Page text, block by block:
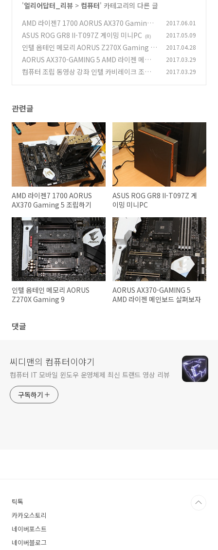
'얼리어답터_리뷰 > 컴퓨터' 카테고리의 다른 글
AMD 라이젠7 1700 AORUS AX370 Gaming 5
조립하기 (1)
2017.06.01
ASUS ROG GR8 II-T097Z 게이밍 미니PC (8) 2017.05.09
인텔 옵테인 메모리 AORUS Z270X Gaming 9
(7)
2017.04.28
AORUS AX370-GAMING 5 AMD 라이젠 메인보
드 살펴보자
(13)
2017.03.29
컴퓨터 조립 동영상 강좌 인텔 카비레이크 조립
2017.03.29
관련글
AMD 라이젠7 1700 AORUS
AX370 Gaming 5 조립하기
ASUS ROG GR8 II-T097Z 게
이밍 미니PC
인텔 옵테인 메모리 AORUS
Z270X Gaming 9
AORUS AX370-GAMING 5
AMD 라이젠 메인보드 살펴보자
댓글
씨디맨의 컴퓨터이야기
컴퓨터 IT 모바일 윈도우 운영체제 최신 트랜드 영상 리뷰
구독하기
틱톡
카카오스토리
네이버포스트
네이버블로그